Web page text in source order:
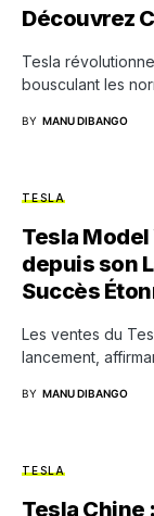
Découvrez
Tesla
bousculant les
BY MANU DIBANGO
TESLA
Tesla
depuis son
Succès
Les ventes du
lancement,
BY MANU DIBANGO
TESLA
Tesla Chine